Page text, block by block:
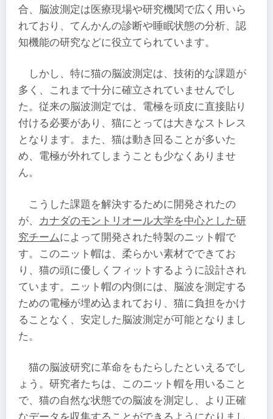
合、脳波測定は医療現場や研究機関で広く用いら
れており、てんかんの診断や睡眠状態の分析、認
知機能の研究などに役立てられています。
しかし、特に猫の脳波測定は、技術的な課題が
多く、これまで十分に確立されていませんでし
た。従来の脳波測定では、電極を頭皮に直接貼り
付ける必要があり、猫にとっては大きなストレス
となります。また、猫は動き回ることが多いた
め、電極が外れてしまうことも少なくありませ
ん。
こうした課題を解決するために開発されたの
が、
カナダのモントリオール大学を中心とした研
究チームによって開発された特製のニット帽で
す。このニット帽は、柔らかい素材でできてお
り、猫の頭に優しくフィットするように設計され
ています。ニット帽の内側には、脳波を測定する
ための電極が埋め込まれており、猫に負担をかけ
ることなく、安定した脳波測定が可能となりまし
た。
猫の脳波研究に革命をもたらしたといえるでし
ょう。研究者たちは、このニット帽を用いること
で、猫の自然な状態での脳波を測定し、より正確